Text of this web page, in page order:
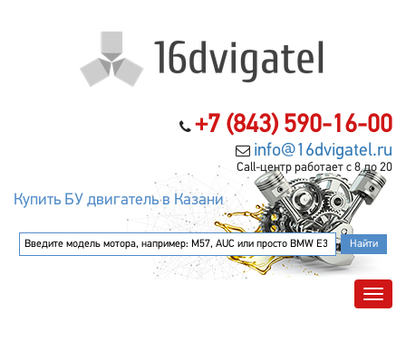
+7 (843) 590-16-00
info@16dvigatel.ru
Call-центр работает с 8 до 20
Купить БУ двигатель в Казани